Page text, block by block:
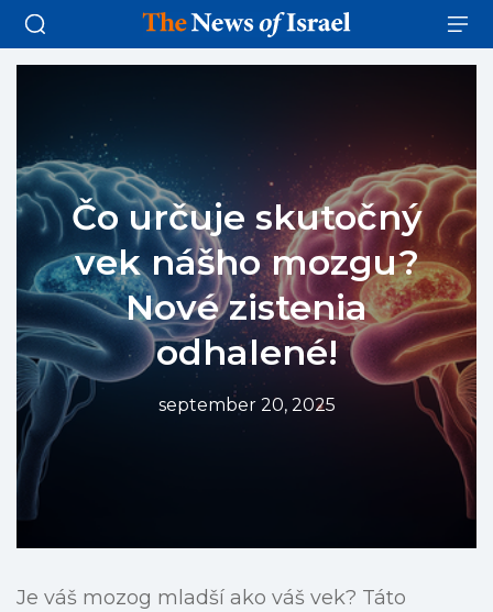
Čo určuje skutočný
vek nášho mozgu?
Nové zistenia
odhalené!
september 20, 2025
Je váš mozog mladší ako váš vek? Táto